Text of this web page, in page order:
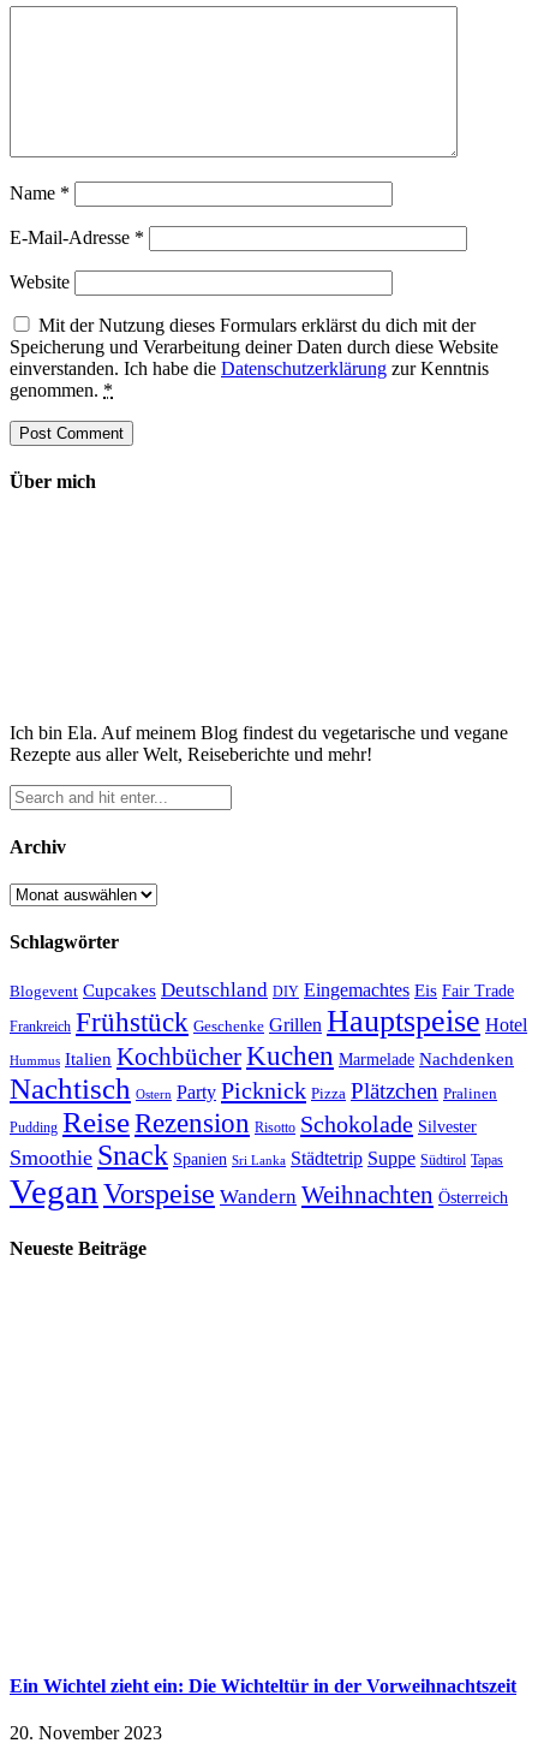
Name *
E-Mail-Adresse *
Website
Mit der Nutzung dieses Formulars erklärst du dich mit der
Speicherung und Verarbeitung deiner Daten durch diese Website
einverstanden. Ich habe die Datenschutzerklärung zur Kenntnis
genommen. *
Über mich
Ich bin Ela. Auf meinem Blog findest du vegetarische und vegane
Rezepte aus aller Welt, Reiseberichte und mehr!
Archiv
Archiv
Schlagwörter
Blogevent Cupcakes Deutschland DIY Eingemachtes Eis Fair Trade
Frankreich Frühstück Geschenke Grillen Hauptspeise Hotel
Hummus Italien KochbücherKuchen Marmelade Nachdenken
Nachtisch Ostern Party Picknick Pizza Plätzchen Pralinen
Pudding ReiseRezension Risotto Schokolade Silvester
Smoothie Snack Spanien Sri Lanka Städtetrip Suppe Südtirol Tapas
Vegan Vorspeise Wandern Weihnachten Österreich
Neueste Beiträge
Ein Wichtel zieht ein: Die Wichteltür in der Vorweihnachtszeit
20. November 2023